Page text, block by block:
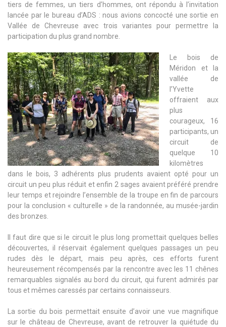
tiers de femmes, un tiers d’hommes, ont répondu à l’invitation
lancée par le bureau d’ADS : nous avions concocté une sortie en
Vallée de Chevreuse avec trois variantes pour permettre la
participation du plus grand nombre.
Le bois de
Méridon et la
vallée de
l’Yvette
offraient aux
plus
courageux, 16
participants, un
circuit de
quelque 10
kilomètres
dans le bois, 3 adhérents plus prudents avaient opté pour un
circuit un peu plus réduit et enfin 2 sages avaient préféré prendre
leur temps et rejoindre l’ensemble de la troupe en fin de parcours
pour la conclusion « culturelle » de la randonnée, au musée-jardin
des bronzes.
Il faut dire que si le circuit le plus long promettait quelques belles
découvertes, il réservait également quelques passages un peu
rudes dès le départ, mais peu après, ces efforts furent
heureusement récompensés par la rencontre avec les 11 chênes
remarquables signalés au bord du circuit, qui furent admirés par
tous et mêmes caressés par certains connaisseurs.
La sortie du bois permettait ensuite d’avoir une vue magnifique
sur le château de Chevreuse, avant de retrouver la quiétude du